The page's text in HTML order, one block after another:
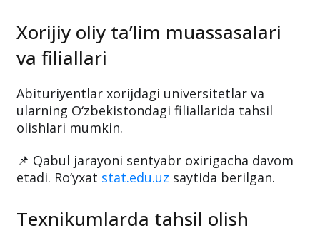
Xorijiy oliy ta’lim muassasalari
va filiallari
Abituriyentlar xorijdagi universitetlar va
ularning O‘zbekistondagi filiallarida tahsil
olishlari mumkin.
📌 Qabul jarayoni sentyabr oxirigacha davom
etadi. Ro‘yxat stat.edu.uz saytida berilgan.
Texnikumlarda tahsil olish